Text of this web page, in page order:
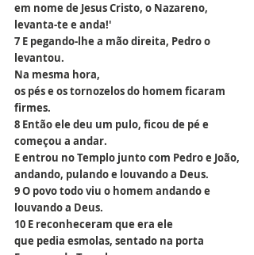
em nome de Jesus Cristo, o Nazareno,
levanta-te e anda!'
7 E pegando-lhe a mão direita, Pedro o
levantou.
Na mesma hora,
os pés e os tornozelos do homem ficaram
firmes.
8 Então ele deu um pulo, ficou de pé e
começou a andar.
E entrou no Templo junto com Pedro e João,
andando, pulando e louvando a Deus.
9 O povo todo viu o homem andando e
louvando a Deus.
10 E reconheceram que era ele
que pedia esmolas, sentado na porta